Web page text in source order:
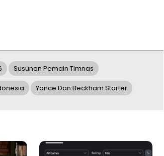
Susunan Pemain Timnas
Yance Dan Beckham Starter